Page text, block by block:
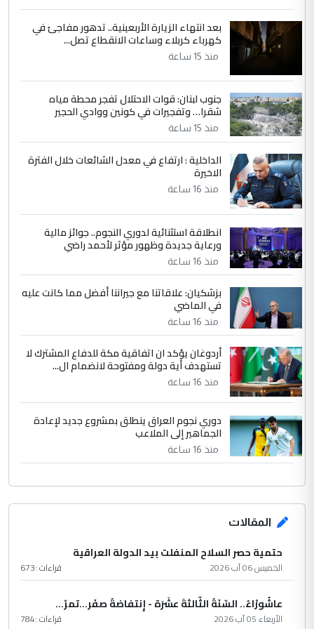
التعليق : واحد من عصابة علي ماما يسقط
جنسية الرافد الثالث للعراق ومن اصول عريقة
ابا فرات ...
الموضوع :
مضجعيك يابن الزنا (نص كامل)
سردار
التعليق : واحد من عصابة علي ماما يسقط
جنسية الرافد الثالث للعراق ومن اصول عريقة
ابا فرات ...
الموضوع :
مضجعيك يابن الزنا (نص كامل)
بعد انتهاء الزيارة الأربعينية.. تدهور مفاجئ في
كهرباء كربلاء وساعات الانقطاع تصل...
منذ 15 ساعة
جنوب لبنان: قوات الاحتلال تفجر محطة مياه
شقرا… وتفجيرات في كونين ووادي الحجير
منذ 15 ساعة
الداخلية : ارتفاع في معدل الشائعات خلال الفترة
الاخيرة
منذ 16 ساعة
انطلاقة استثنائية لدوري النجوم.. جوائز مالية
ورعاية جديدة وظهور مؤثر لأحمد راضي
منذ 16 ساعة
بزشكيان: علاقاتنا مع جيراننا أفضل مما كانت عليه
في الماضي
منذ 16 ساعة
أردوغان يؤكد ان اتفاقية مكة للدفاع المشترك لا
تستهدف أية دولة ومفتوحة لانضمام ال...
منذ 16 ساعة
دوري نجوم العراق ينطلق بمشروع جديد لإعادة
الجماهير إلى الملاعب
منذ 16 ساعة
المقالات
حتمية حصر السلاح المنفلت بيد الدولة العراقية
الخميس 06 آب 2026 قراءات :673
عاشُورْاءُ.. السّنَةُ الثّالثةَ عشَرَة - إِنتفاضةُ صفَر…تمرّ...
الأربعاء 05 آب 2026 قراءات :784